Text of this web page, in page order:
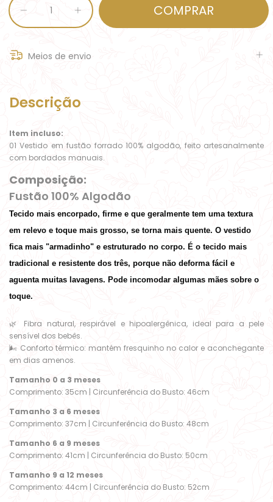
Meios de envio
Descrição
Item incluso:
01 Vestido em fustão forrado 100% algodão, feito artesanalmente
com bordados manuais.
Composição:
Fustão 100% Algodão
Tecido mais encorpado, firme e que geralmente tem uma textura
em relevo e toque mais grosso, se torna mais quente. O vestido
fica mais "armadinho" e estruturado no corpo. É o tecido mais
tradicional e resistente dos três, porque não deforma fácil e
aguenta muitas lavagens. Pode incomodar algumas mães sobre o
toque.
🌿 Fibra natural, respirável e hipoalergênica, ideal para a pele
sensível dos bebês.
🌬️ Conforto térmico: mantém fresquinho no calor e aconchegante
em dias amenos.
Tamanho 0 a 3 meses
Comprimento: 35cm | Circunferência do Busto: 46cm
Tamanho 3 a 6 meses
Comprimento: 37cm | Circunferência do Busto: 48cm
Tamanho 6 a 9 meses
Comprimento: 41cm | Circunferência do Busto: 50cm
Tamanho 9 a 12 meses
Comprimento: 44cm | Circunferência do Busto: 52cm